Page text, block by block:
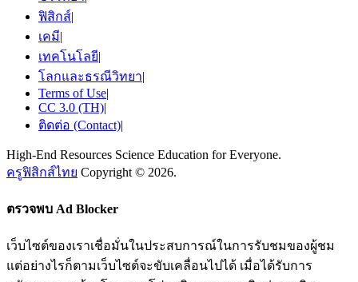
ฟิสิกส์|
เคมี|
เทคโนโลยี|
โลกและธรณีวิทยา|
Terms of Use|
CC 3.0 (TH)|
ติดต่อ (Contact)|
High-End Resources Science Education for Everyone.
ครูฟิสิกส์ไทย Copyright © 2026.
ตรวจพบ Ad Blocker
เว็บไซต์ของเราเชื่อมั่นในประสบการณ์ในการรับชมของผู้ชม
แต่อย่างไรก็ตามเว็บไซต์จะขับเคลื่อนไปได้ เมื่อได้รับการ